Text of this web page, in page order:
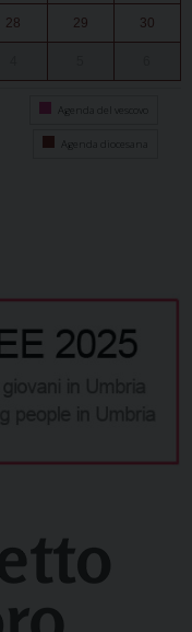
28 29 30
Agenda del vescovo
Agenda diocesana